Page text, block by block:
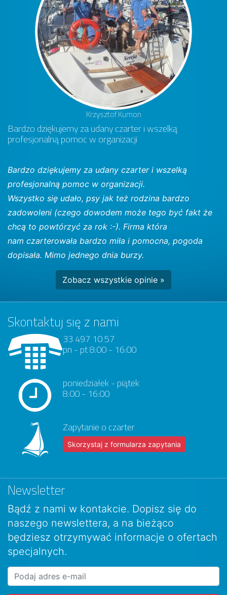
Krzysztof Kumon
Bardzo dziękujemy za udany czarter i wszelką
profesjonalną pomoc w organizacji
Bardzo dziękujemy za udany czarter i wszelką
profesjonalną pomoc w organizacji.
Wszystko się udało, psy jak też rodzina bardzo
zadowoleni (czego dowodem może tego być fakt że
chcą to powtórzyć za rok :-). Firma która
nam czarterowała bardzo miła i pomocna, pogoda
dopisała. Mimo jednego dnia burzy.
Zobacz wszystkie opinie »
Skontaktuj się z nami
33 497 10 57
pn - pt 8:00 - 16:00
poniedziałek - piątek
8:00 - 16:00
Zapytanie o czarter
Skorzystaj z formularza zapytania
Newsletter
Bądź z nami w kontakcie. Dopisz się do
naszego newslettera, a na bieżąco
będziesz otrzymywać informacje o ofertach
specjalnych.